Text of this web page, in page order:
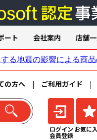
の方へ | ご利用ガイド |
ログイン
会員登録
お気に
ート 会社案内 店舗